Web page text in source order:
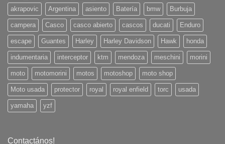
akrapovic Argentina asiento Batería bmw Burbuja
campera Casco casco abierto cascos ducati Enduro
escape Guantes Harley Harley Davidson Hawk honda
indumentaria interceptor ktm mendoza meschini morini
moto motomorini motos motoshop moto shop
Moto usada protector royal royal enfield torc usada
yamaha yzf
Contactános!